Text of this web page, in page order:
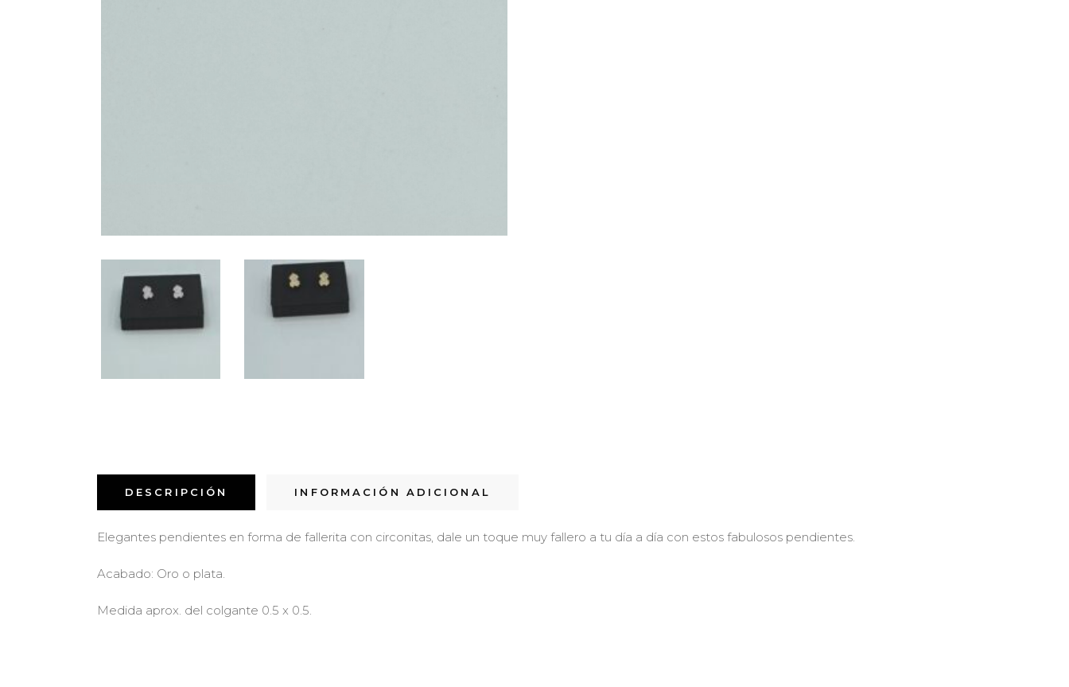
DESCRIPCIÓN INFORMACIÓN ADICIONAL
Elegantes pendientes en forma de fallerita con circonitas, dale un toque muy fallero a tu día a día con estos fabulosos pendientes.
Acabado: Oro o plata.
Medida aprox. del colgante 0.5 x 0.5.